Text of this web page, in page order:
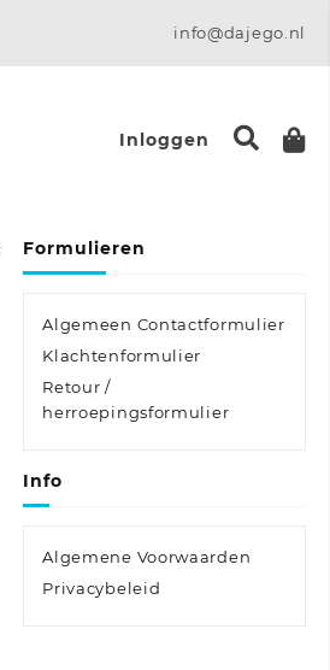
info@dajego.nl
Inloggen
Formulieren
Algemeen Contactformulier
Klachtenformulier
Retour /
herroepingsformulier
Info
Algemene Voorwaarden
Privacybeleid